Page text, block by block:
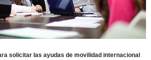
solicitar las ayudas de movilidad internacional